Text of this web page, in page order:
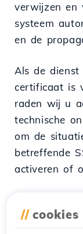
verwijzen en
systeem
en de
Als de
certificaat is
raden wij u
technische
om de
betreffende
activeren of
13. De
// cookies